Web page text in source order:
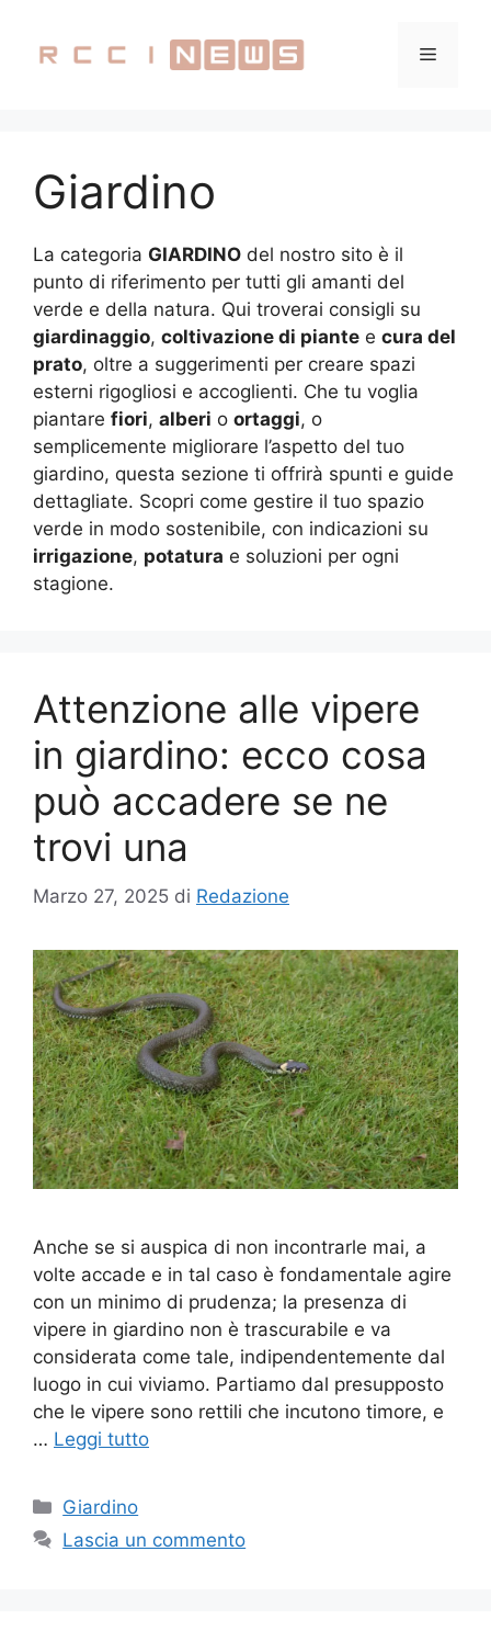
contenuto
Menu
Giardino
La categoria GIARDINO del nostro sito è il
punto di riferimento per tutti gli amanti del
verde e della natura. Qui troverai consigli su
giardinaggio, coltivazione di piante e cura del
prato, oltre a suggerimenti per creare spazi
esterni rigogliosi e accoglienti. Che tu voglia
piantare fiori, alberi o ortaggi, o
semplicemente migliorare l’aspetto del tuo
giardino, questa sezione ti offrirà spunti e guide
dettagliate. Scopri come gestire il tuo spazio
verde in modo sostenibile, con indicazioni su
irrigazione, potatura e soluzioni per ogni
stagione.
Attenzione alle vipere
in giardino: ecco cosa
può accadere se ne
trovi una
Marzo 27, 2025 di Redazione
Anche se si auspica di non incontrarle mai, a
volte accade e in tal caso è fondamentale agire
con un minimo di prudenza; la presenza di
vipere in giardino non è trascurabile e va
considerata come tale, indipendentemente dal
luogo in cui viviamo. Partiamo dal presupposto
che le vipere sono rettili che incutono timore, e
… Leggi tutto
Categorie
Giardino
Lascia un commento